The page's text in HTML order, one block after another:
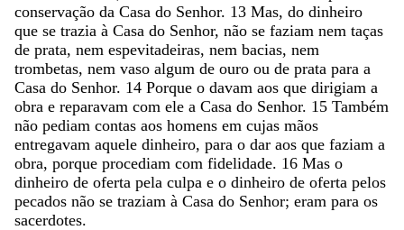
conservação da Casa do Senhor. 13 Mas, do dinheiro
que se trazia à Casa do Senhor, não se faziam nem taças
de prata, nem espevitadeiras, nem bacias, nem
trombetas, nem vaso algum de ouro ou de prata para a
Casa do Senhor. 14 Porque o davam aos que dirigiam a
obra e reparavam com ele a Casa do Senhor. 15 Também
não pediam contas aos homens em cujas mãos
entregavam aquele dinheiro, para o dar aos que faziam a
obra, porque procediam com fidelidade. 16 Mas o
dinheiro de oferta pela culpa e o dinheiro de oferta pelos
pecados não se traziam à Casa do Senhor; eram para os
sacerdotes.